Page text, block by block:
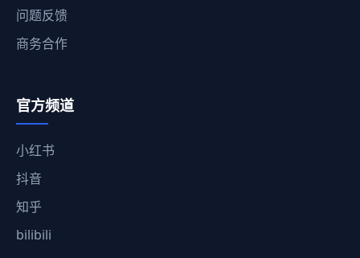
问题反馈
商务合作
官方频道
小红书
抖音
知乎
bilibili